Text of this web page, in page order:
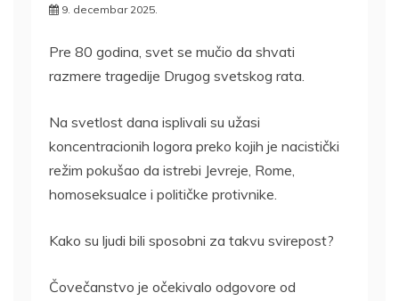
9. decembar 2025.
Pre 80 godina, svet se mučio da shvati
razmere tragedije Drugog svetskog rata.
Na svetlost dana isplivali su užasi
koncentracionih logora preko kojih je nacistički
režim pokušao da istrebi Jevreje, Rome,
homoseksualce i političke protivnike.
Kako su ljudi bili sposobni za takvu svirepost?
Čovečanstvo je očekivalo odgovore od